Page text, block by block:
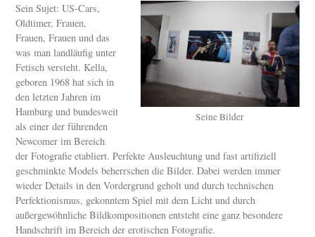
Seine Bilder
Sein Sujet: US-Cars,
Oldtimer, Frauen,
Frauen, Frauen und das
was man landläufig unter
Fetisch versteht. Kella,
geboren 1968 hat sich in
den letzten Jahren im
Hamburg und bundesweit
als einer der führenden
Newcomer im Bereich
der Fotografie etabliert. Perfekte Ausleuchtung und fast artifiziell
geschminkte Models beherrschen die Bilder. Dabei werden immer
wieder Details in den Vordergrund geholt und durch technischen
Perfektionismus, gekonntem Spiel mit dem Licht und durch
außergewöhnliche Bildkompositionen entsteht eine ganz besondere
Handschrift im Bereich der erotischen Fotografie.